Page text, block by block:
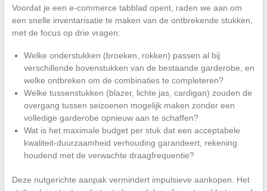
Voordat je een e-commerce tabblad opent, raden we aan om
een snelle inventarisatie te maken van de ontbrekende stukken,
met de focus op drie vragen:
Welke onderstukken (broeken, rokken) passen al bij
verschillende bovenstukken van de bestaande garderobe, en
welke ontbreken om de combinaties te completeren?
Welke tussenstukken (blazer, lichte jas, cardigan) zouden de
overgang tussen seizoenen mogelijk maken zonder een
volledige garderobe opnieuw aan te schaffen?
Wat is het maximale budget per stuk dat een acceptabele
kwaliteit-duurzaamheid verhouding garandeert, rekening
houdend met de verwachte draagfrequentie?
Deze nutgerichte aanpak vermindert impulsieve aankopen. Het